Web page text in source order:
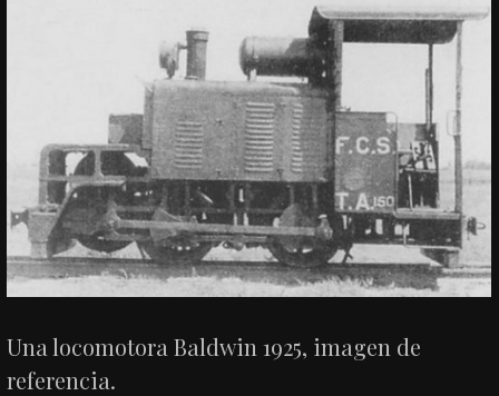
Una locomotora Baldwin 1925, imagen de
referencia.